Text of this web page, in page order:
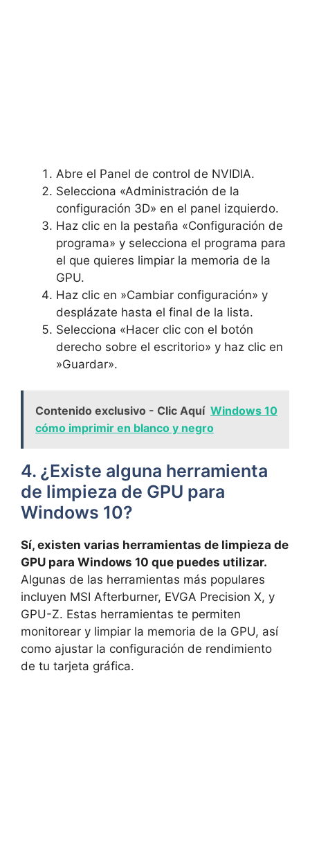
Abre el Panel de control de NVIDIA.
Selecciona‍ «Administración de ‌la
configuración 3D» en ‍el panel ⁢izquierdo.
Haz clic ‍en la pestaña «Configuración de
programa» y selecciona el‍ programa para
el‍ que⁣ quieres⁣ limpiar la memoria de la
GPU.
Haz clic en ​»Cambiar configuración» y
desplázate​ hasta el final de la lista.
Selecciona «Hacer clic con el botón
derecho sobre ⁣el escritorio» y haz⁣ clic en
‍»Guardar».
Contenido exclusivo - Clic Aquí Windows 10
cómo imprimir en blanco y negro
4. ​¿Existe‍ alguna herramienta
de ⁤limpieza de GPU para
⁣Windows⁢ 10?
Sí, existen ⁤varias ​herramientas de ​limpieza de
⁢GPU para Windows ⁢10 ⁣que puedes utilizar. ⁤
Algunas de las herramientas⁤ más populares
⁣incluyen MSI Afterburner, ⁢EVGA Precision X, y
GPU-Z. ‌Estas ‍herramientas te‍ permiten
‍monitorear y limpiar la ⁣memoria de la GPU, así
como ajustar‌ la configuración​ de rendimiento
de ​tu tarjeta gráfica.